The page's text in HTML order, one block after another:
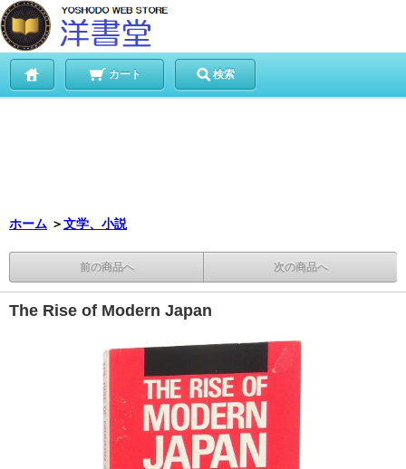
カート 検索
ホーム ＞文学、小説
前の商品へ 次の商品へ
The Rise of Modern Japan